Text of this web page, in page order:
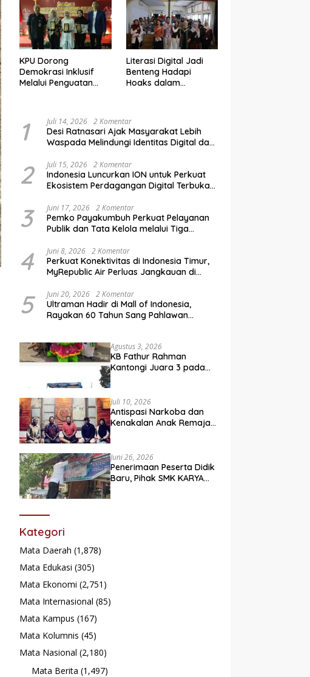
Marjinal, dan Pemula
KPU Dorong
Demokrasi Inklusif
Melalui Penguatan
Literasi Digital Jadi
Benteng Hadapi
Hoaks dalam
1 Juli 14, 2026 2 Komentar
Desi Ratnasari Ajak Masyarakat Lebih
Waspada Melindungi Identitas Digital dan
2 Juli 15, 2026 2 Komentar
Indonesia Luncurkan ION untuk Perkuat
Ekosistem Perdagangan Digital Terbuka
3 Juni 17, 2026 2 Komentar
Pemko Payakumbuh Perkuat Pelayanan
Publik dan Tata Kelola melalui Tiga
4 Juni 8, 2026 2 Komentar
Perkuat Konektivitas di Indonesia Timur,
MyRepublic Air Perluas Jangkauan di
5 Juni 20, 2026 2 Komentar
Ultraman Hadir di Mall of Indonesia,
Rayakan 60 Tahun Sang Pahlawan
Agustus 3, 2026
KB Fathur Rahman
Kantongi Juara 3 pada
Juli 10, 2026
Antispasi Narkoba dan
Kenakalan Anak Remaja,
Surau
Juni 26, 2026
Penerimaan Peserta Didik
Baru, Pihak SMK KARYA
Kategori
Mata Daerah (1,878)
Mata Edukasi (305)
Mata Ekonomi (2,751)
Mata Internasional (85)
Mata Kampus (167)
Mata Kolumnis (45)
Mata Nasional (2,180)
Mata Berita (1,497)